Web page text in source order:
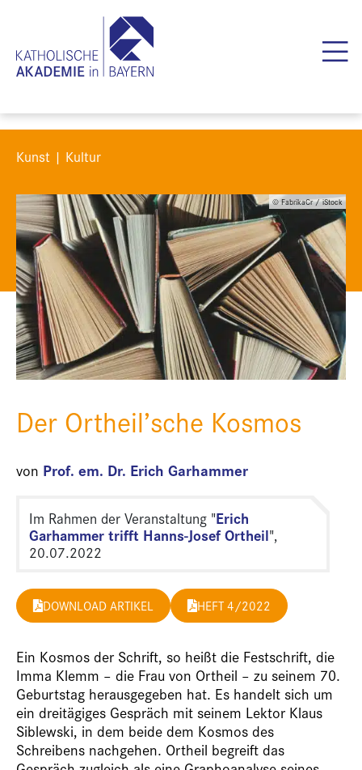
Kunst | Kultur
Der Ortheil’sche Kosmos
von Prof. em. Dr. Erich Garhammer
Im Rahmen der Veranstaltung "Erich
Garhammer trifft Hanns-Josef Ortheil",
20.07.2022
DOWNLOAD ARTIKEL HEFT 4/2022
© FabrikaCr / iStock
Ein Kosmos der Schrift, so heißt die Festschrift, die
Imma Klemm – die Frau von Ortheil – zu seinem 70.
Geburtstag herausgegeben hat. Es handelt sich um
ein dreitägiges Gespräch mit seinem Lektor Klaus
Siblewski, in dem beide dem Kosmos des
Schreibens nachgehen. Ortheil begreift das